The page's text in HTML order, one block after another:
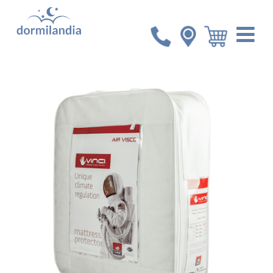
Inicio Accesorios
Protector de Colchón Vinci King